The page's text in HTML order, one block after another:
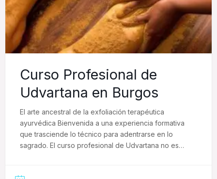
Curso Profesional de
Udvartana en Burgos
El arte ancestral de la exfoliación terapéutica
ayurvédica Bienvenida a una experiencia formativa
que trasciende lo técnico para adentrarse en lo
sagrado. El curso profesional de Udvartana no es